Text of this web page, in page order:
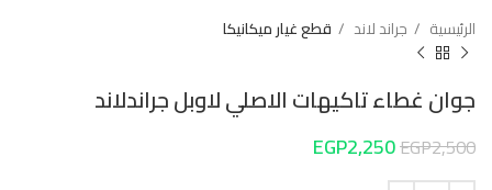
الرئيسية جراند لاند قطع غيار ميكانيكا
جوان غطاء تاكيهات الاصلي لاوبل جراندلاند
EGP2,500
EGP2,250